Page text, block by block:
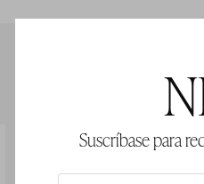
Suscríbase para